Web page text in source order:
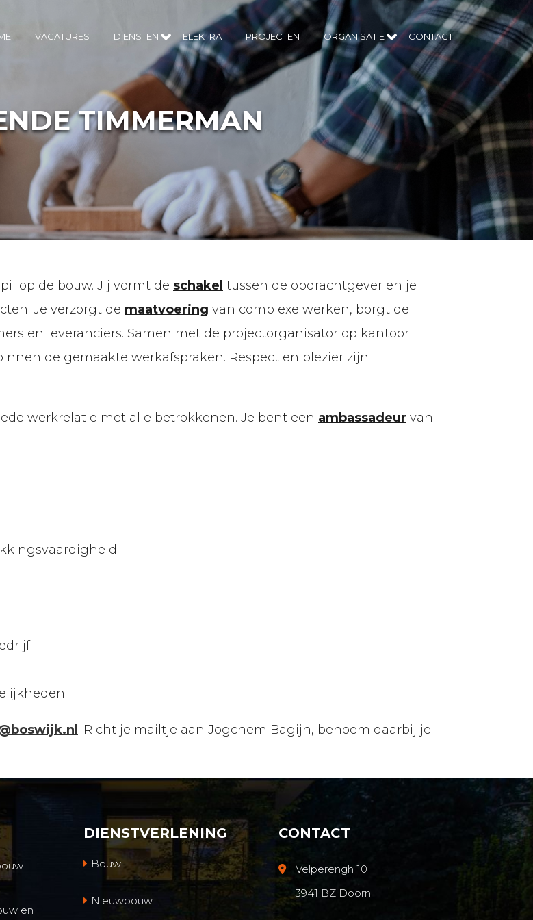
VACATURES DIENSTEN ELEKTRA PROJECTEN ORGANISATIE CONTACT
TIMMERMAN
op de bouw. Jij vormt de schakel tussen de opdrachtgever en je
Je verzorgt de maatvoering van complexe werken, borgt de
en leveranciers. Samen met de projectorganisator op kantoor
de gemaakte werkafspraken. Respect en plezier zijn
werkrelatie met alle betrokkenen. Je bent een ambassadeur van
. Richt je mailtje aan Jogchem Bagijn, benoem daarbij je
en
DIENSTVERLENING
Bouw
Nieuwbouw
CONTACT
Velperengh 10
3941 BZ Doorn